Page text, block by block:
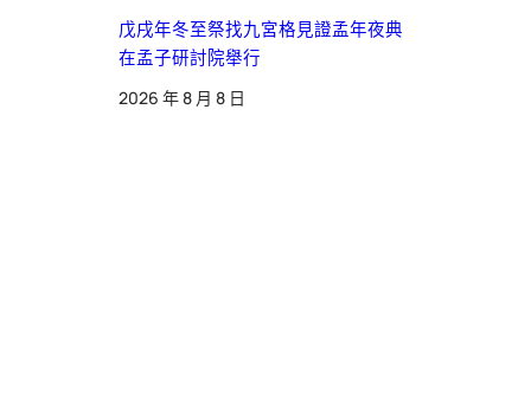
戊戌年冬至祭找九宮格見證孟年夜典
在孟子研討院舉行
2026 年 8 月 8 日